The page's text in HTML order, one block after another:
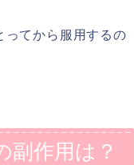
ってから服用するの
副作用は？